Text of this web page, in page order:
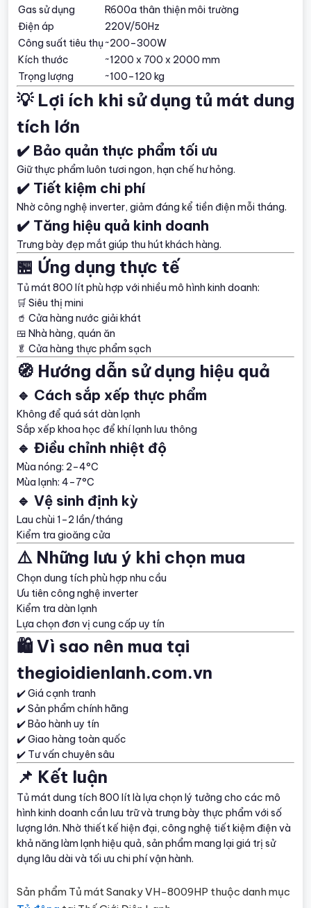
Gas sử dụng
R600a thân thiện môi trường
Điện áp
220V/50Hz
Công suất tiêu thụ~200–300W
Kích thước
~1200 x 700 x 2000 mm
Trọng lượng
~100–120 kg
💡 Lợi ích khi sử dụng tủ mát dung
tích lớn
✔️ Bảo quản thực phẩm tối ưu
Giữ thực phẩm luôn tươi ngon, hạn chế hư hỏng.
✔️ Tiết kiệm chi phí
Nhờ công nghệ inverter, giảm đáng kể tiền điện mỗi tháng.
✔️ Tăng hiệu quả kinh doanh
Trưng bày đẹp mắt giúp thu hút khách hàng.
🏪 Ứng dụng thực tế
Tủ mát 800 lít phù hợp với nhiều mô hình kinh doanh:
🛒 Siêu thị mini
🥤 Cửa hàng nước giải khát
🍱 Nhà hàng, quán ăn
🥬 Cửa hàng thực phẩm sạch
🧭 Hướng dẫn sử dụng hiệu quả
🔹 Cách sắp xếp thực phẩm
Không để quá sát dàn lạnh
Sắp xếp khoa học để khí lạnh lưu thông
🔹 Điều chỉnh nhiệt độ
Mùa nóng: 2–4°C
Mùa lạnh: 4–7°C
🔹 Vệ sinh định kỳ
Lau chùi 1–2 lần/tháng
Kiểm tra gioăng cửa
⚠️ Những lưu ý khi chọn mua
Chọn dung tích phù hợp nhu cầu
Ưu tiên công nghệ inverter
Kiểm tra dàn lạnh
Lựa chọn đơn vị cung cấp uy tín
🛍️ Vì sao nên mua tại
thegioidienlanh.com.vn
✔️ Giá cạnh tranh
✔️ Sản phẩm chính hãng
✔️ Bảo hành uy tín
✔️ Giao hàng toàn quốc
✔️ Tư vấn chuyên sâu
📌 Kết luận
Tủ mát dung tích 800 lít là lựa chọn lý tưởng cho các mô
hình kinh doanh cần lưu trữ và trưng bày thực phẩm với số
lượng lớn. Nhờ thiết kế hiện đại, công nghệ tiết kiệm điện và
khả năng làm lạnh hiệu quả, sản phẩm mang lại giá trị sử
dụng lâu dài và tối ưu chi phí vận hành.
Sản phẩm Tủ mát Sanaky VH-8009HP thuộc danh mục